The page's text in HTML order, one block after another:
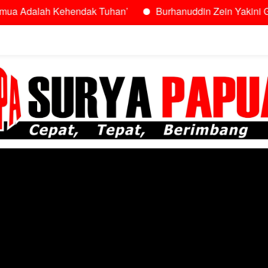
Tuhan’ Burhanuddin Zein Yakini Gubernur